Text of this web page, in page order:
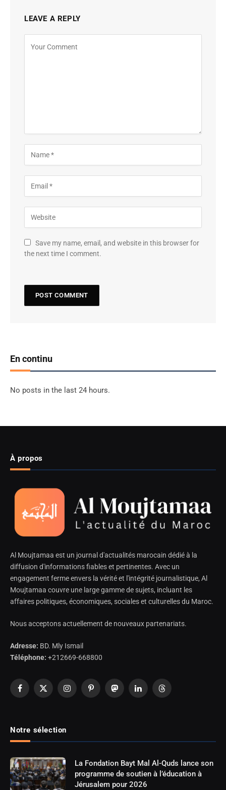
LEAVE A REPLY
Save my name, email, and website in this browser for
the next time I comment.
En continu
No posts in the last 24 hours.
À propos
Al Moujtamaa est un journal d'actualités marocain dédié à la
diffusion d'informations fiables et pertinentes. Avec un
engagement ferme envers la vérité et l'intégrité journalistique, Al
Moujtamaa couvre une large gamme de sujets, incluant les
affaires politiques, économiques, sociales et culturelles du Maroc.
Nous acceptons actuellement de nouveaux partenariats.
Adresse: BD. Mly Ismail
Téléphone: +212669-668800
Facebook
X
InstagramPinterestMastodonLinkedInThreads
Notre sélection
La Fondation Bayt Mal Al-Quds lance son
programme de soutien à l’éducation à
Jérusalem pour 2026